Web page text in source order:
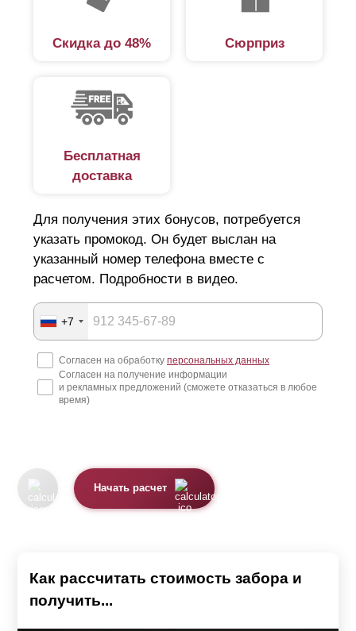
Скидка до 48% Сюрприз
Бесплатная
доставка
Для получения этих бонусов, потребуется
указать промокод. Он будет выслан на
указанный номер телефона вместе с
расчетом. Подробности в видео.
+7
Согласен на обработку персональных данных
Согласен на получение информации
и рекламных предложений (сможете отказаться в любое
время)
Начать расчет
Как рассчитать стоимость забора и
получить...